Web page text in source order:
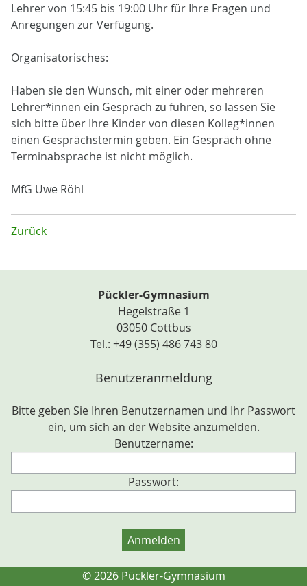
Lehrer von 15:45 bis 19:00 Uhr für Ihre Fragen und
Anregungen zur Verfügung.
Organisatorisches:
Haben sie den Wunsch, mit einer oder mehreren
Lehrer*innen ein Gespräch zu führen, so lassen Sie
sich bitte über Ihre Kinder von diesen Kolleg*innen
einen Gesprächstermin geben. Ein Gespräch ohne
Terminabsprache ist nicht möglich.
MfG Uwe Röhl
Zurück
Pückler-Gymnasium
Hegelstraße 1
03050 Cottbus
Tel.: +49 (355) 486 743 80
Benutzeranmeldung
Bitte geben Sie Ihren Benutzernamen und Ihr Passwort
ein, um sich an der Website anzumelden.
Benutzername:
Passwort:
© 2026 Pückler-Gymnasium